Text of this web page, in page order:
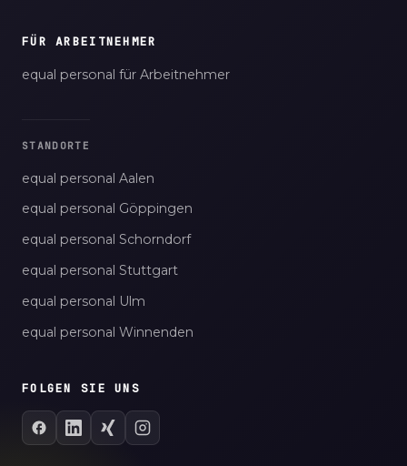
FÜR ARBEITNEHMER
equal personal für Arbeitnehmer
STANDORTE
equal personal Aalen
equal personal Göppingen
equal personal Schorndorf
equal personal Stuttgart
equal personal Ulm
equal personal Winnenden
FOLGEN SIE UNS